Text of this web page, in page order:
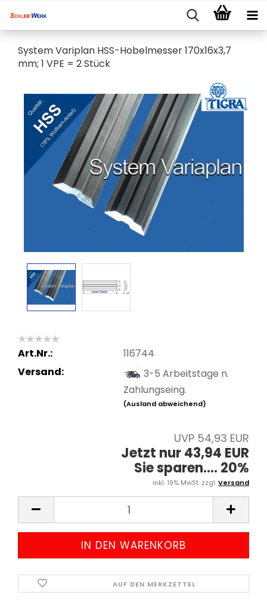
System Variplan HSS-Hobelmesser 170x16x3,7
mm; 1 VPE = 2 Stück
Art.Nr.:
116744
Versand:
3-5 Arbeitstage n.
Zahlungseing.
(Ausland abweichend)
UVP 54,93 EUR
Jetzt nur 43,94 EUR
Sie sparen.... 20%
inkl. 19% MwSt. zzgl.Versand
AUF DEN MERKZETTEL